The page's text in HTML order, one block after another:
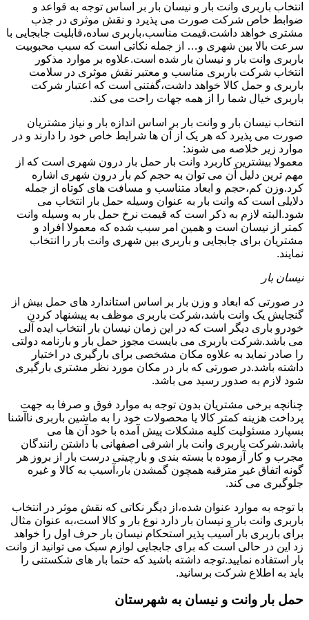
انتخاب باربری وانت بار و نیسان بار بر اساس توجه به قواعد و
ضوابط خاص شرکت صورت می پذیرد و نقش موثری در جذب
مشتری خواهد داشت.قیمت مناسب،باربری ساده،قابلیت جابجایی با
سرعت بالا بین شهری و… از جمله نکاتی است که سبب محبوبیت
باربری وانت بار و نیسان بار شده است.علاوه بر موارد مذکور
انتخاب شرکت باربری مناسب و معتبر نقش موثری در سلامت
باربری و حمل کالا خواهد داشت،گفتنی است که اعتبار شرکت
باربری خیال شما را از همه جهات راحت می کند.
انتخاب نیسان بار و وانت بار بر اساس اندازه بار و نیاز مشتریان
صورت می پذیرد که هر یک از آن ها شرایط خاص خود را دارند و در
موارد زیر خلاصه می شوند:
معمولا بیشترین کاربرد وانت بار حمل بار درون شهری است که از
مهم ترین دلیل آن می توان به حجم کم بار درون شهری اشاره
کرد.وزن کم،حجم و ابعاد متناسب و مسافت های کوتاه از جمله
دلایلی است که وانت بار به عنوان وسیله حمل بار انتخاب می
شود.البته لازم به ذکر است که قیمت نرخ حمل بار به وسیله وانت
کمتر از نیسان است و همین امر سبب شده که معمولا افراد و
مشتریان برای جابجایی و باربری بین شهری وانت بار را انتخاب
نمایند.
نیسان بار
در صورتی که ابعاد و وزن بار بر اساس استاندارد های حمل بیش از
گنجایش یک وانت باشد،شرکت باربری موظف به پیشنهاد کردن
خودرو باری دیگر است که در این زمان نیسان بار انتخاب ایده آلی
می باشد.شرکت باربری می بایست مجوز حمل بار و بارنامه دولتی
را صادر نماید به علاوه مکان مشخصی برای بارگیری در اختیار
داشته باشد.در صورتی که بار در مکان مورد نظر مشتری بارگیری
شود لازم به صدور رسید می باشد.
چنانچه برخی مشتریان بدون توجه به موارد فوق و صرفا به جهت
پرداخت هزینه کمتر کالا یا محصولات خود را به ماشین باربری ناآشنا
بسپارد مسئولیت کلیه مشکلات پیش آمده با خود آن ها می
باشد.شرکت باربری وانت بار اشرفی اصفهانی با داشتن رانندگان
مجرب و کار آزموده با بسته بندی و بارچینی درست بار از بروز هر
گونه اتفاق غیر مترقبه همچون گمشدن بار،آسیب به کالا و غیره
جلوگیری می کند.
با توجه به موارد عنوان شده،از دیگر نکاتی که نقش موثر در انتخاب
باربری وانت بار و نیسان بار دارد نوع بار و کالا است،به عنوان مثال
برای باربری بار آسیب پذیر استحکام نیسان بار حرف اول را خواهد
زد این در حالی است که برای جابجایی لوازم سبک می توانید از وانت
بار استفاده نمایید.توجه داشته باشید که حتما بار های شکستنی را
باید به اطلاع شرکت برسانید.
حمل بار وانت و نیسان به شهرستان